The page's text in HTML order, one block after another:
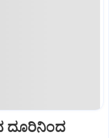
ದೂರಿನಿಂದ